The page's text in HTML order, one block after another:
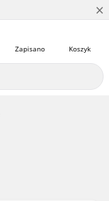
×
Koszyk
Zapisano